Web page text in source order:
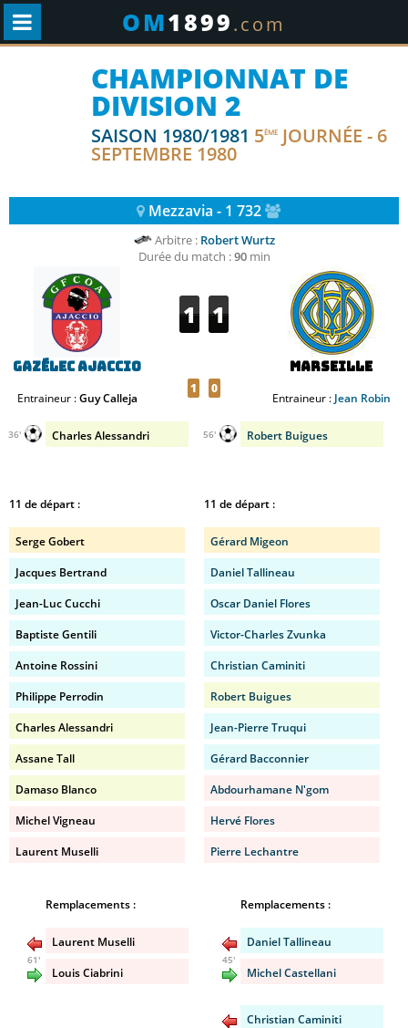
OM1899.com
CHAMPIONNAT DE
DIVISION 2
SAISON 1980/1981 5ÈME JOURNÉE - 6
SEPTEMBRE 1980
Mezzavia - 1 732
Arbitre : Robert Wurtz
Durée du match :90min
Gazélec Ajaccio
Entraineur :Guy Calleja
1 1
1 0
Marseille
Entraineur : Jean Robin
Charles Alessandri
36' Robert Buigues
56'
11 de départ :
Serge Gobert
Jacques Bertrand
Jean-Luc Cucchi
Baptiste Gentili
Antoine Rossini
Philippe Perrodin
Charles Alessandri
Assane Tall
Damaso Blanco
Michel Vigneau
Laurent Muselli
11 de départ :
Gérard Migeon
Daniel Tallineau
Oscar Daniel Flores
Victor-Charles Zvunka
Christian Caminiti
Robert Buigues
Jean-Pierre Truqui
Gérard Bacconnier
Abdourhamane N'gom
Hervé Flores
Pierre Lechantre
Remplacements :
Laurent Muselli
61'
Louis Ciabrini
Remplacements :
Daniel Tallineau
45'
Michel Castellani
Christian Caminiti